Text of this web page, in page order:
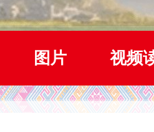
图片 视频